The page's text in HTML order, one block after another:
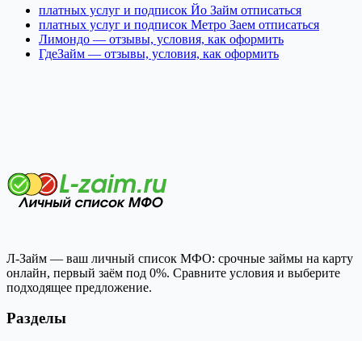
платных услуг и подписок Йо Займ отписаться
платных услуг и подписок Метро Заем отписаться
Лимондо — отзывы, условия, как оформить
ГдеЗайм — отзывы, условия, как оформить
Л-Займ — ваш личный список МФО: срочные займы на карту
онлайн, первый заём под 0%. Сравните условия и выберите
подходящее предложение.
Разделы